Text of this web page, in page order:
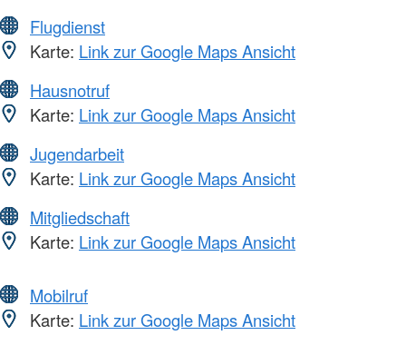
Flugdienst
Karte: Link zur Google Maps Ansicht
Hausnotruf
Karte: Link zur Google Maps Ansicht
Jugendarbeit
Karte: Link zur Google Maps Ansicht
Mitgliedschaft
Karte: Link zur Google Maps Ansicht
Mobilruf
Karte: Link zur Google Maps Ansicht